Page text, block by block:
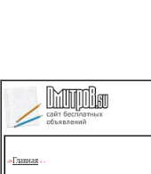
->Главная - -